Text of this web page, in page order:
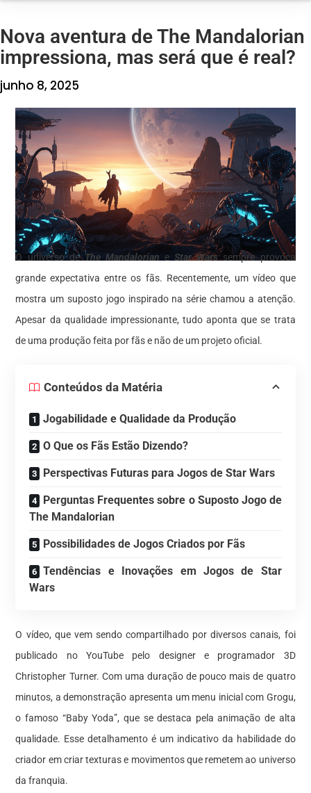
Nova aventura de The Mandalorian
impressiona, mas será que é real?
junho 8, 2025
O universo deThe Mandalorian eStar Warssempre provoca
grande expectativa entre os fãs. Recentemente, um vídeo que
mostra um suposto jogo inspirado na série chamou a atenção.
Apesar da qualidade impressionante, tudo aponta que se trata
de uma produção feita por fãs e não de um projeto oficial.
Conteúdos da Matéria
Jogabilidade e Qualidade da Produção
O Que os Fãs Estão Dizendo?
Perspectivas Futuras para Jogos de Star Wars
Perguntas Frequentes sobre o Suposto Jogo de
The Mandalorian
Possibilidades de Jogos Criados por Fãs
Tendências e Inovações em Jogos de Star
Wars
O vídeo, que vem sendo compartilhado por diversos canais, foi
publicado no YouTube pelo designer e programador 3D
Christopher Turner. Com uma duração de pouco mais de quatro
minutos, a demonstração apresenta um menu inicial com Grogu,
o famoso “Baby Yoda”, que se destaca pela animação de alta
qualidade. Esse detalhamento é um indicativo da habilidade do
criador em criar texturas e movimentos que remetem ao universo
da franquia.